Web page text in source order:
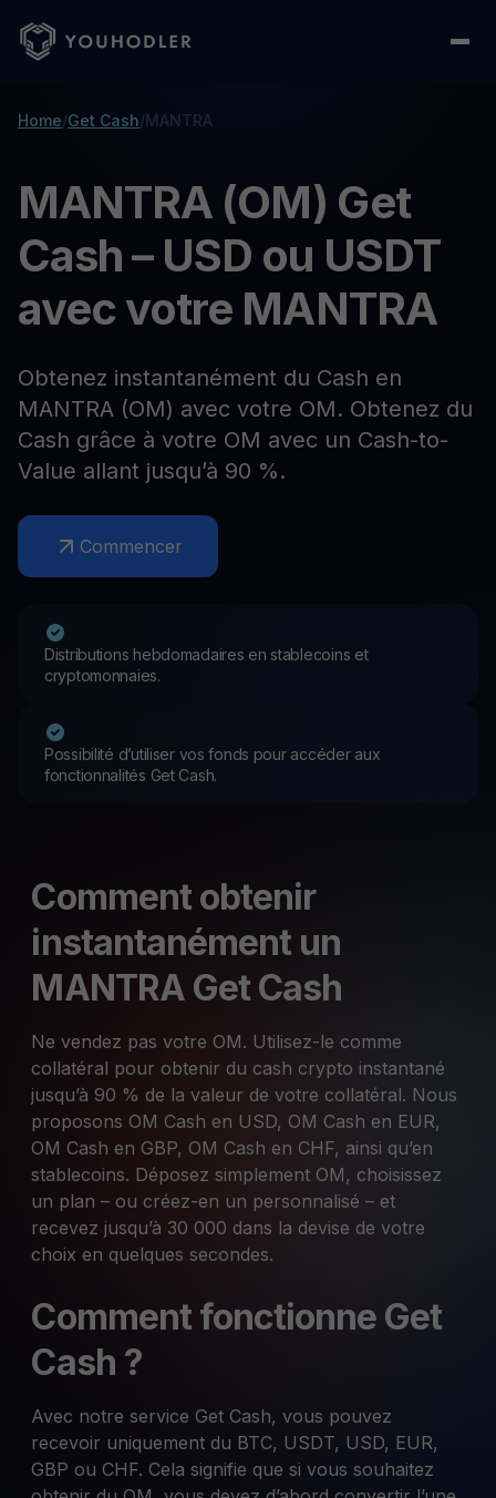
Home/Get Cash/MANTRA
MANTRA (OM) Get
Cash – USD ou USDT
avec votre MANTRA
Obtenez instantanément du Cash en
MANTRA (OM) avec votre OM. Obtenez du
Cash grâce à votre OM avec un Cash-to-
Value allant jusqu’à 90 %.
Commencer
Distributions hebdomadaires en stablecoins et
cryptomonnaies.
Possibilité d’utiliser vos fonds pour accéder aux
fonctionnalités Get Cash.
Comment obtenir
instantanément un
MANTRA Get Cash
Ne vendez pas votre OM. Utilisez-le comme
collatéral pour obtenir du cash crypto instantané
jusqu’à 90 % de la valeur de votre collatéral. Nous
proposons OM Cash en USD, OM Cash en EUR,
OM Cash en GBP, OM Cash en CHF, ainsi qu’en
stablecoins. Déposez simplement OM, choisissez
un plan – ou créez-en un personnalisé – et
recevez jusqu’à 30 000 dans la devise de votre
choix en quelques secondes.
Comment fonctionne Get
Cash ?
Avec notre service Get Cash, vous pouvez
recevoir uniquement du BTC, USDT, USD, EUR,
GBP ou CHF. Cela signifie que si vous souhaitez